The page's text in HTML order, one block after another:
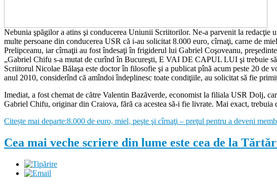
Nebunia şpăgilor a atins şi conducerea Uniunii Scriitorilor. Ne-a parvenit la
multe persoane din conducerea USR că i-au solicitat 8.000 euro, cîrnaţi, carne de
Prelipceanu, iar cîrnaţii au fost îndesaţi în frigiderul lui Gabriel Coşoveanu,
„Gabriel Chifu s-a mutat de curînd în Bucureşti, E VAI DE CAPUL LUI şi
Scriitorul Nicolae Bălaşa este doctor în filosofie şi a publicat pînă acum peste 20 de
anul 2010, considerînd că amîndoi îndeplinesc toate condiţiile, au solicitat să fie
Imediat, a fost chemat de către Valentin Bazăverde, economist la filiala USR Dolj,
Gabriel Chifu, originar din Craiova, fără ca acestea să-i fie livrate. Mai exact, trebuia
Citește mai departe:8.000 de euro, miel, peşte şi cîrnaţi – preţul pentru a deveni
Cea mai veche scriere din lume este cea de la